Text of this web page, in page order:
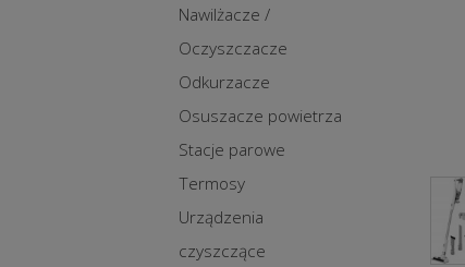
Nawilżacze /
Oczyszczacze
Odkurzacze
Osuszacze powietrza
Stacje parowe
Termosy
Urządzenia
czyszczące